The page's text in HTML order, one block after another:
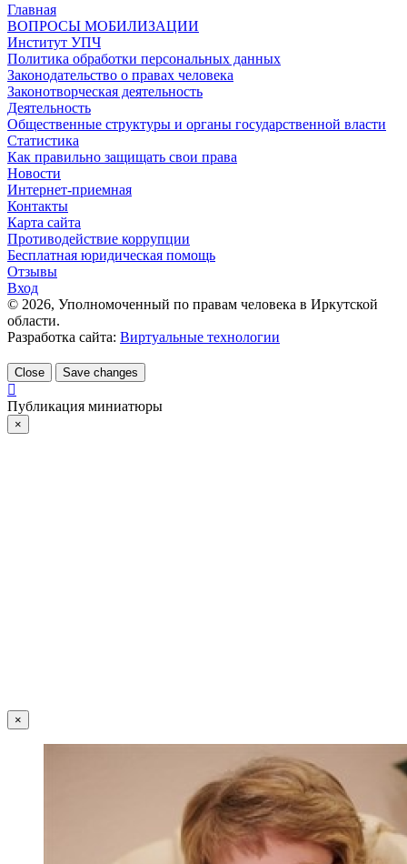
Главная
ВОПРОСЫ МОБИЛИЗАЦИИ
Институт УПЧ
Политика обработки персональных данных
Законодательство о правах человека
Законотворческая деятельность
Деятельность
Общественные структуры и органы государственной власти
Статистика
Как правильно защищать свои права
Новости
Интернет-приемная
Контакты
Карта сайта
Противодействие коррупции
Бесплатная юридическая помощь
Отзывы
Вход
© 2026, Уполномоченный по правам человека в Иркутской
области.
Разработка сайта: Виртуальные технологии
Close Save changes
Публикация миниатюры
×
×